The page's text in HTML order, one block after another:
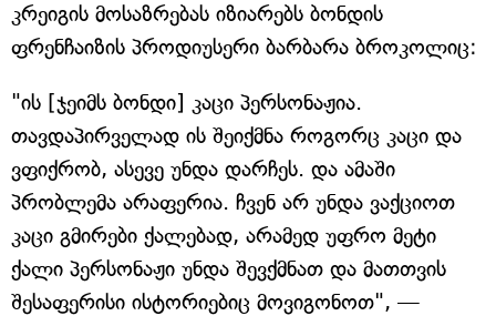
კრეიგის მოსაზრებას იზიარებს ბონდის
ფრენჩაიზის პროდიუსერი ბარბარა ბროკოლიც:
"ის [ჯეიმს ბონდი] კაცი პერსონაჟია.
თავდაპირველად ის შეიქმნა როგორც კაცი და
ვფიქრობ, ასევე უნდა დარჩეს. და ამაში
პრობლემა არაფერია. ჩვენ არ უნდა ვაქციოთ
კაცი გმირები ქალებად, არამედ უფრო მეტი
ქალი პერსონაჟი უნდა შევქმნათ და მათთვის
შესაფერისი ისტორიებიც მოვიგონოთ", —